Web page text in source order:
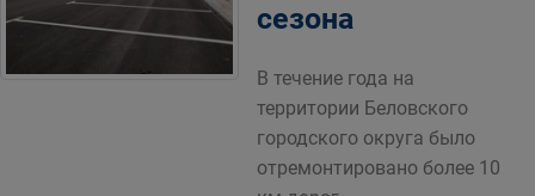
сезона
В течение года на
территории Беловского
городского округа было
отремонтировано более 10